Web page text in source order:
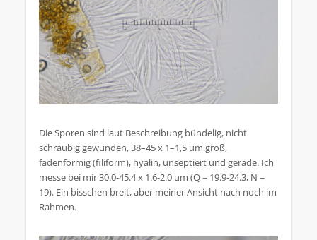
Die Sporen sind laut Beschreibung bündelig, nicht
schraubig gewunden, 38–45 x 1–1,5 um groß,
fadenförmig (filiform), hyalin, unseptiert und gerade. Ich
messe bei mir 30.0-45.4 x 1.6-2.0 um (Q = 19.9-24.3, N =
19). Ein bisschen breit, aber meiner Ansicht nach noch im
Rahmen.